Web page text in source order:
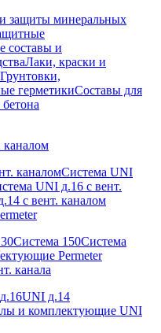
защиты минеральных
составы и
Лаки, краски и
Грунтовки,
герметикиСоставы для
каналомСистема UNI
UNI д.16 с вент.
с вент. каналом
Система 150Система
Permeter
канала
UNI д.14
и комплектующие UNI